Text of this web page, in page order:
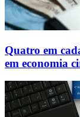
Quatro em
em economia